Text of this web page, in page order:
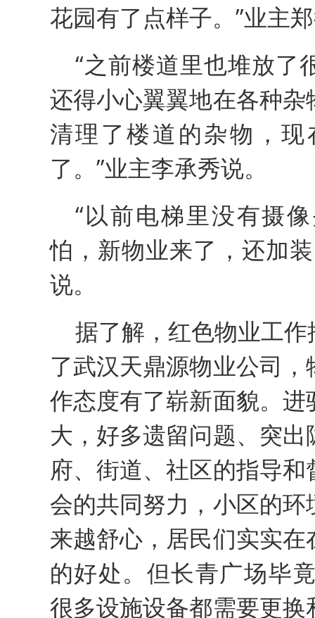
花园有了点样子。”业主
“之前楼道里也堆放了
还得小心翼翼地在各种
清理了楼道的杂物，
了。”业主李承秀说。
“以前电梯里没有摄
怕，新物业来了，还加
说。
据了解，红色物业工
了武汉天鼎源物业公司
作态度有了崭新面貌。
大，好多遗留问题、突
府、街道、社区的指导
会的共同努力，小区的
来越舒心，居民们实实
的好处。但长青广场毕
很多设施设备都需要更